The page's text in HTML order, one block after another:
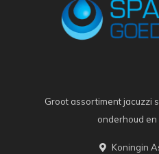
Groot assortiment jacuzzi
onderhoud
Koningin